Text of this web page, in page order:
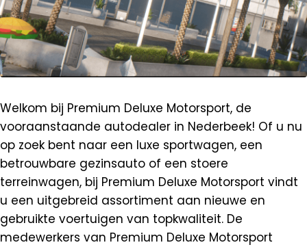
Welkom bij Premium Deluxe Motorsport, de
vooraanstaande autodealer in Nederbeek! Of u nu
op zoek bent naar een luxe sportwagen, een
betrouwbare gezinsauto of een stoere
terreinwagen, bij Premium Deluxe Motorsport vindt
u een uitgebreid assortiment aan nieuwe en
gebruikte voertuigen van topkwaliteit. De
medewerkers van Premium Deluxe Motorsport